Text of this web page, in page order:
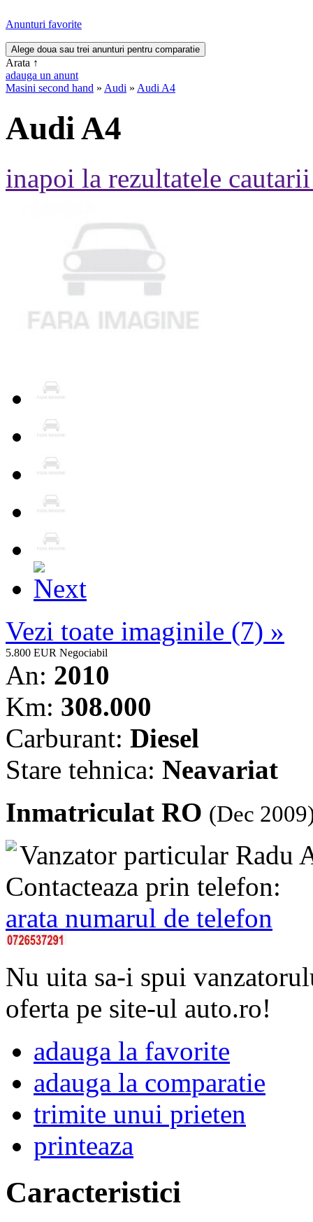
Anunturi favorite
Arata ↑
adauga un anunt
Masini second hand » Audi » Audi A4
Audi A4
inapoi la rezultatele
Vezi toate imaginile (7) »
5.800 EUR Negociabil
An: 2010
Km: 308.000
Carburant: Diesel
Stare tehnica: Neavariat
Inmatriculat RO (Dec
Vanzator particular Radu
Contacteaza prin telefon:
arata numarul de telefon
Nu uita sa-i spui
oferta pe site-ul auto.ro!
adauga la favorite
adauga la comparatie
trimite unui prieten
printeaza
Caracteristici